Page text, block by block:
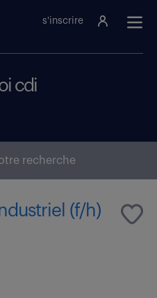
s'inscrire
cdi
recherche
(f/h)